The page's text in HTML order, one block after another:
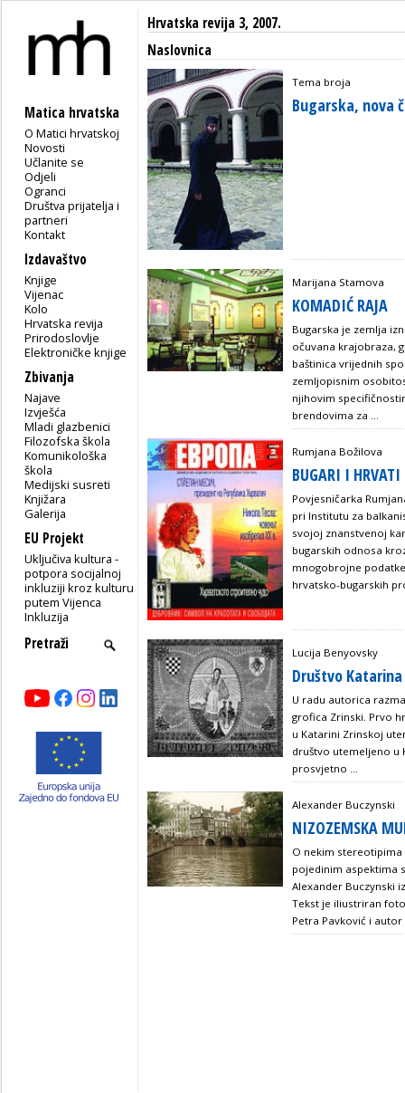
Matica hrvatska
O Matici hrvatskoj
Novosti
Učlanite se
Odjeli
Ogranci
Društva prijatelja i
partneri
Kontakt
Izdavaštvo
Knjige
Vijenac
Kolo
Hrvatska revija
Prirodoslovlje
Elektroničke knjige
Zbivanja
Najave
Izvješća
Mladi glazbenici
Filozofska škola
Komunikološka
škola
Medijski susreti
Knjižara
Galerija
EU Projekt
Uključiva kultura -
potpora socijalnoj
inkluziji kroz kulturu
putem Vijenca
Inkluzija
Hrvatska revija 3, 2007.
Naslovnica
Tema broja
Bugarska, nova
Marijana Stamova
KOMADIĆ RAJA
Bugarska je zemlja
očuvana krajobraza,
baštinica vrijednih
zemljopisnim
njihovim
brendovima za ...
Rumjana Božilova
BUGARI I HRVATI
Povjesničarka
pri Institutu za
svojoj znanstvenoj
bugarskih odnosa
mnogobrojne
hrvatsko-bugarskih
Lucija Benyovsky
Društvo
U radu autorica
grofica Zrinski. Prvo
u Katarini Zrinskoj
društvo utemeljeno u
prosvjetno ...
Alexander Buczynski
NIZOZEMSKA
O nekim
pojedinim aspektima
Alexander Buczynski
Tekst je iliustriran
Petra Pavković i autor